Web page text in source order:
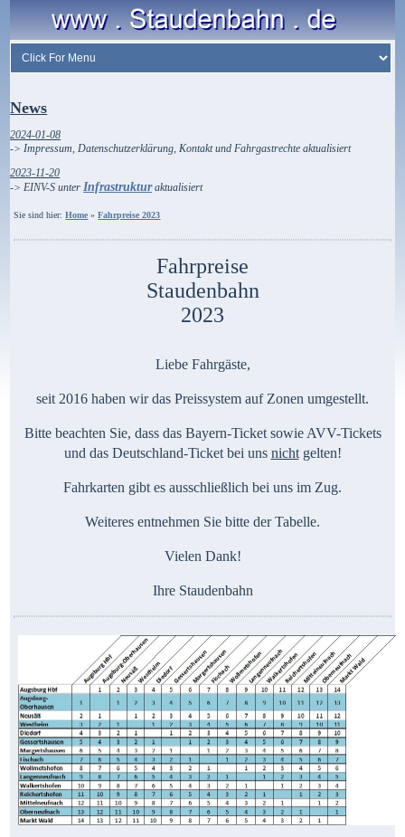
News
2024-01-08
-> Impressum, Datenschutzerklärung, Kontakt und Fahrgastrechte aktualisiert
2023-11-20
-> EINV-S unter Infrastrukturaktualisiert
Sie sind hier:Home »Fahrpreise 2023
Fahrpreise
Staudenbahn
2023
Liebe Fahrgäste,
seit 2016 haben wir das Preissystem auf Zonen umgestellt.
Bitte beachten Sie, dass das Bayern-Ticket sowie AVV-Tickets
und das Deutschland-Ticket bei uns nichtgelten!
Fahrkarten gibt es ausschließlich bei uns im Zug.
Weiteres entnehmen Sie bitte der Tabelle.
Vielen Dank!
Ihre Staudenbahn